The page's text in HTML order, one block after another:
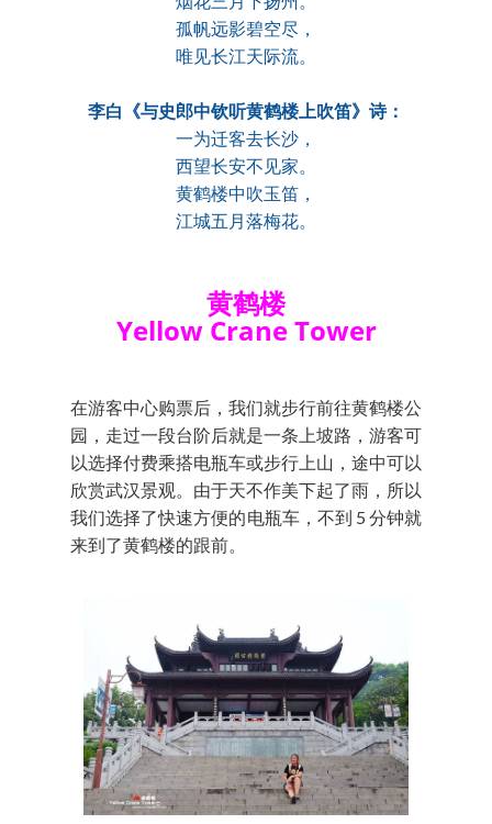
孤帆远影碧空尽，
唯见长江天际流。
李白《与史郎中钦听黄鹤楼上吹笛》诗：
一为迁客去长沙，
西望长安不见家。
黄鹤楼中吹玉笛，
江城五月落梅花。
黄鹤楼
Yellow Crane Tower
在游客中心购票后，我们就步行前往黄鹤楼公
园，走过一段台阶后就是一条上坡路，游客可
以选择付费乘搭电瓶车或步行上山，途中可以
欣赏武汉景观。由于天不作美下起了雨，所以
我们选择了快速方便的电瓶车，不到 5 分钟就
来到了黄鹤楼的跟前。